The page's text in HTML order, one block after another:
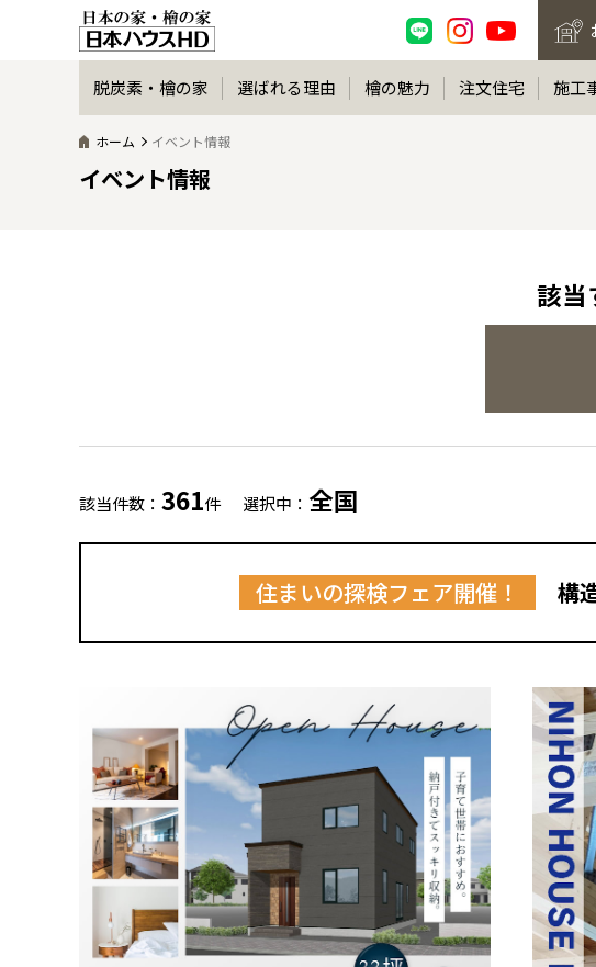
脱炭素・檜の家 選ばれる理由 檜の魅力 注文住宅 施工
ホーム イベント情報
イベント情報
該当
該当件数： 361件 選択中： 全国
住まいの探検フェア開催！ 構
全国の展
北海道
札幌
東北
お近くの
北海道
札幌
東北